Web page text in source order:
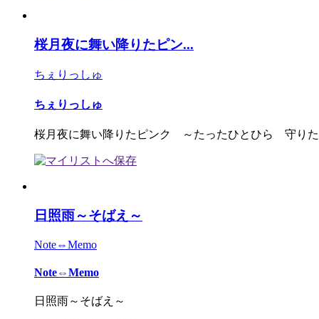
桜月夜に舞い降りたピン...
ちぇりっしゅ
ちぇりっしゅ
桜月夜に舞い降りたピンク ～たったひとひら 守りた
日照雨～そばえ～
Note⇔Memo
Note⇔Memo
日照雨～そばえ～